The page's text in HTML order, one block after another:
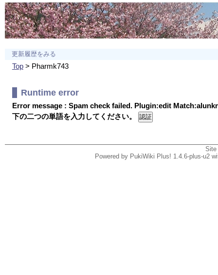
更新履歴をみる
Top> Pharmk743
Runtime error
Error message : Spam check failed. Plugin:edit
下の二つの単語を入力してください。
Powered by PukiWiki Plus! 1.4.6-plus-u2